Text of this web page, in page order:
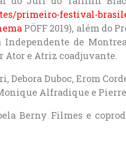
primeiro-festival-
PÖFF 2019), além do
de
Ator e Atriz coadjuvante.
Debora Duboc, Erom
Alfradique e Pierre
Berny Filmes e